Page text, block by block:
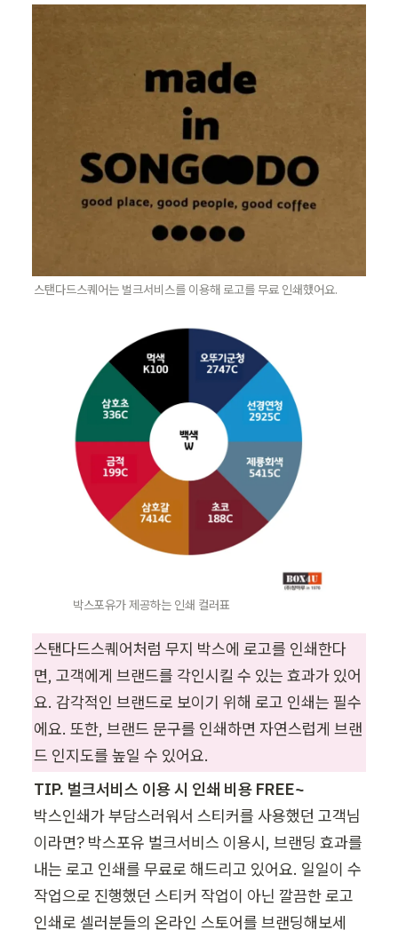
스탠다드스퀘어는 벌크서비스를 이용해 로고를 무료 인쇄했어요.
박스포유가 제공하는 인쇄 컬러표
스탠다드스퀘어처럼 무지 박스에 로고를 인쇄한다
면, 고객에게 브랜드를 각인시킬 수 있는 효과가 있어
요. 감각적인 브랜드로 보이기 위해 로고 인쇄는 필수
에요. 또한, 브랜드 문구를 인쇄하면 자연스럽게 브랜
드 인지도를 높일 수 있어요.
TIP. 벌크서비스 이용 시 인쇄 비용 FREE~
박스인쇄가 부담스러워서 스티커를 사용했던 고객님
이라면? 박스포유 벌크서비스 이용시, 브랜딩 효과를
내는 로고 인쇄를 무료로 해드리고 있어요. 일일이 수
작업으로 진행했던 스티커 작업이 아닌 깔끔한 로고
인쇄로 셀러분들의 온라인 스토어를 브랜딩해보세